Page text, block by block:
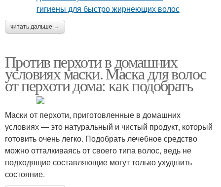
читать дальше →
Против перхоти в домашних
условиях маски. Маска для волос
от перхоти дома: как подобрать
Маски от перхоти, приготовленные в домашних
условиях — это натуральный и чистый продукт, который
готовить очень легко. Подобрать лечебное средство
можно отталкиваясь от своего типа волос, ведь не
подходящие составляющие могут только ухудшить
состояние.